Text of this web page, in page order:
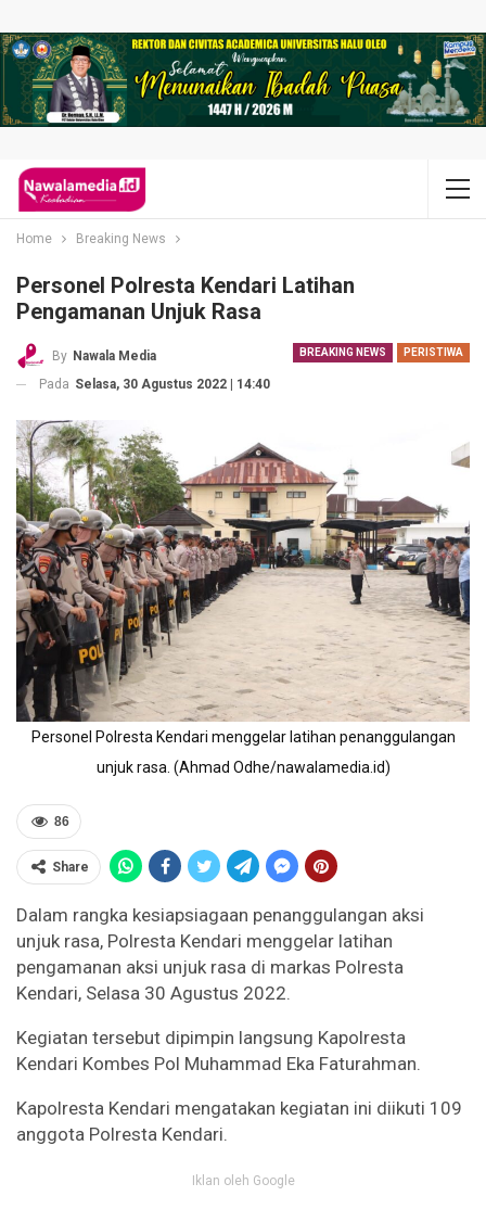
Home Breaking News
Personel Polresta Kendari Latihan
Pengamanan Unjuk Rasa
BREAKING NEWS PERISTIWA
By Nawala Media
Pada Selasa, 30 Agustus 2022 | 14:40
Personel Polresta Kendari menggelar latihan penanggulangan
unjuk rasa. (Ahmad Odhe/nawalamedia.id)
86
Share
Dalam rangka kesiapsiagaan penanggulangan aksi
unjuk rasa, Polresta Kendari menggelar latihan
pengamanan aksi unjuk rasa di markas Polresta
Kendari, Selasa 30 Agustus 2022.
Kegiatan tersebut dipimpin langsung Kapolresta
Kendari Kombes Pol Muhammad Eka Faturahman.
Kapolresta Kendari mengatakan kegiatan ini diikuti 109
anggota Polresta Kendari.
Iklan oleh Google